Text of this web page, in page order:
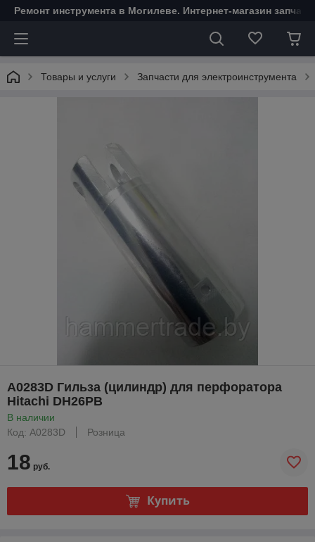
Ремонт инструмента в Могилеве. Интернет-магазин
Товары и услуги Запчасти для электроинструмента
A0283D Гильза (цилиндр) для перфоратора
Hitachi DH26PB
В наличии
Код: A0283D
Розница
18 руб.
Купить